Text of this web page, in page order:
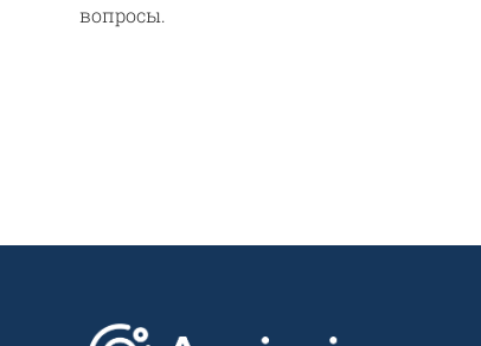
вопросы.